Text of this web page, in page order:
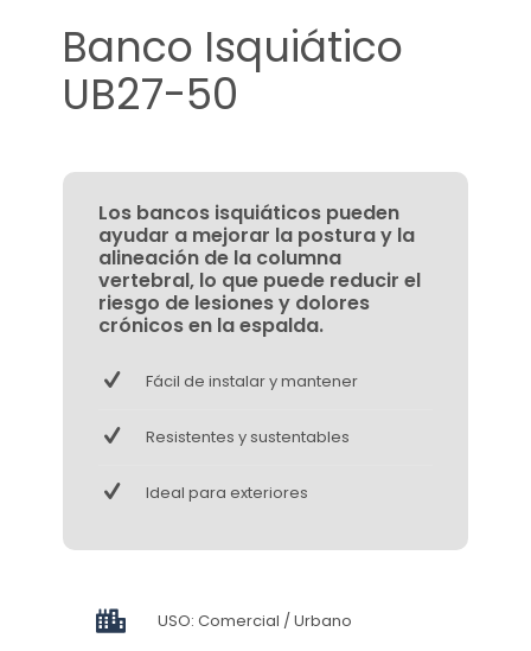
Banco Isquiático
UB27-50
Los bancos isquiáticos pueden
ayudar a mejorar la postura y la
alineación de la columna
vertebral, lo que puede reducir el
riesgo de lesiones y dolores
crónicos en la espalda.
Fácil de instalar y mantener
Resistentes y sustentables
Ideal para exteriores
USO: Comercial / Urbano